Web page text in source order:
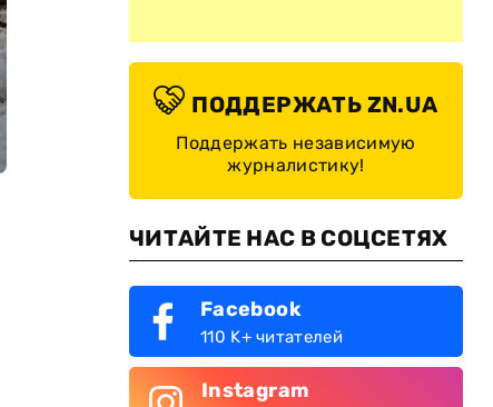
ПОДДЕРЖАТЬ ZN.UA
Поддержать независимую
журналистику!
ЧИТАЙТЕ НАС В СОЦСЕТЯХ
Facebook
110 K+ читателей
Instagram